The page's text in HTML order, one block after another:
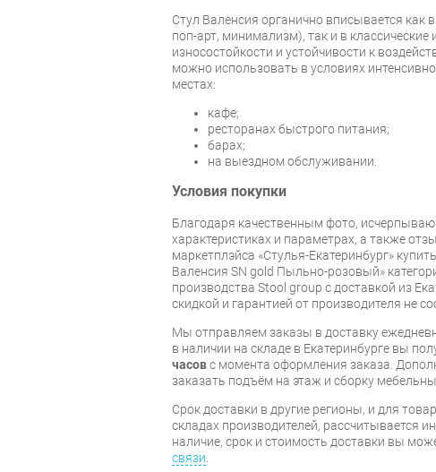
Стул Валенсия органично вписывается как
поп-арт, минимализм), так и в классические
износостойкости и устойчивости к
можно использовать в условиях
местах:
кафе;
ресторанах быстрого питания;
барах;
на выездном обслуживании.
Условия покупки
Благодаря качественным фото,
характеристиках и параметрах, а также
маркетплэйса «Стулья-Екатеринбург»
Валенсия SN gold Пыльно-розовый»
производства Stool group с доставкой из
скидкой и гарантией от производителя не
Мы отправляем заказы в доставку
в наличии на складе в Екатеринбурге вы
часовс момента оформления заказа.
заказать подъём на этаж и сборку
Срок доставки в другие регионы, и для
складах производителей, рассчитывается
наличие, срок и стоимость доставки вы
связи